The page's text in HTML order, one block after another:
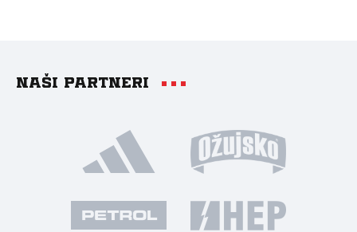
Naši partneri